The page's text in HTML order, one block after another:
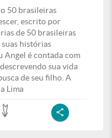
50 brasileiras
escrito por
de 50 brasileiras
histórias
Angel é contada com
sua vida
de seu filho. A
Lima